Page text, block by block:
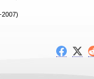
2007)